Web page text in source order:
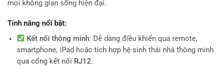
mọi không gian sống hiện đại.
Tính năng nổi bật:
Kết nối thông minh: Dễ dàng điều khiển qua remote,
smartphone, iPad hoặc tích hợp hệ sinh thái nhà thông minh
qua cổng kết nối RJ12.